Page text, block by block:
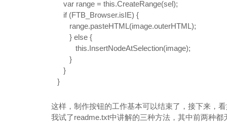
var range = this.CreateRange(sel);
if(FTB_Browser.isIE) {
range.pasteHTML(image.outerHTML);
} else {
this.InsertNodeAtSelection(image);
}
}
}
这样，制作按钮的工作基本可以结束了，接下来，
我试了readme.txt中讲解的三种方法，其中前两种